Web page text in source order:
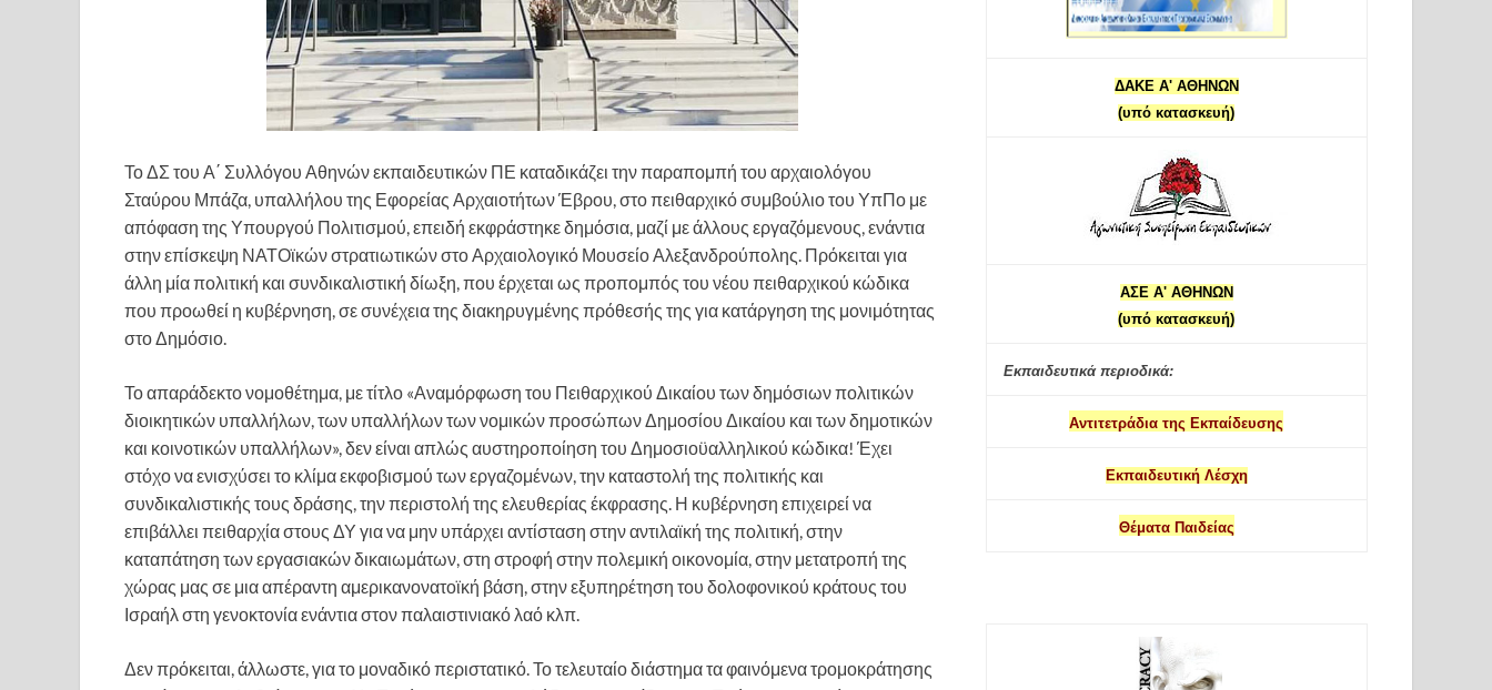
Το ΔΣ του Α΄ Συλλόγου Αθηνών εκπαιδευτικών ΠΕ καταδικάζει την παραπομπή του αρχαιολόγου
Σταύρου Μπάζα, υπαλλήλου της Εφορείας Αρχαιοτήτων Έβρου, στο πειθαρχικό συμβούλιο του ΥπΠο με
απόφαση της Υπουργού Πολιτισμού, επειδή εκφράστηκε δημόσια, μαζί με άλλους εργαζόμενους, ενάντια
στην επίσκεψη ΝΑΤΟϊκών στρατιωτικών στο Αρχαιολογικό Μουσείο Αλεξανδρούπολης. Πρόκειται για
άλλη μία πολιτική και συνδικαλιστική δίωξη, που έρχεται ως προπομπός του νέου πειθαρχικού κώδικα
που προωθεί η κυβέρνηση, σε συνέχεια της διακηρυγμένης πρόθεσής της για κατάργηση της μονιμότητας
στο Δημόσιο.
Το απαράδεκτο νομοθέτημα, με τίτλο «Αναμόρφωση του Πειθαρχικού Δικαίου των δημόσιων πολιτικών
διοικητικών υπαλλήλων, των υπαλλήλων των νομικών προσώπων Δημοσίου Δικαίου και των δημοτικών
και κοινοτικών υπαλλήλων», δεν είναι απλώς αυστηροποίηση του Δημοσιοϋαλληλικού κώδικα! Έχει
στόχο να ενισχύσει το κλίμα εκφοβισμού των εργαζομένων, την καταστολή της πολιτικής και
συνδικαλιστικής τους δράσης, την περιστολή της ελευθερίας έκφρασης. Η κυβέρνηση επιχειρεί να
επιβάλλει πειθαρχία στους ΔΥ για να μην υπάρχει αντίσταση στην αντιλαϊκή της πολιτική, στην
καταπάτηση των εργασιακών δικαιωμάτων, στη στροφή στην πολεμική οικονομία, στην μετατροπή της
χώρας μας σε μια απέραντη αμερικανονατοϊκή βάση, στην εξυπηρέτηση του δολοφονικού κράτους του
Ισραήλ στη γενοκτονία ενάντια στον παλαιστινιακό λαό κλπ.
Δεν πρόκειται, άλλωστε, για το μοναδικό περιστατικό. Το τελευταίο διάστημα τα φαινόμενα τρομοκράτησης
ΔΑΚΕ Α' ΑΘΗΝΩΝ
(υπό κατασκευή)
ΑΣΕ Α' ΑΘΗΝΩΝ
(υπό κατασκευή)
Εκπαιδευτικά περιοδικά:
Αντιτετράδια της Εκπαίδευσης
Εκπαιδευτική Λέσχη
Θέματα Παιδείας